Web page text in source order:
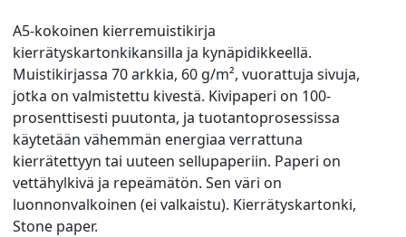
A5-kokoinen kierremuistikirja
kierrätyskartonkikansilla ja kynäpidikkeellä.
Muistikirjassa 70 arkkia, 60 g/m², vuorattuja sivuja,
jotka on valmistettu kivestä. Kivipaperi on 100-
prosenttisesti puutonta, ja tuotantoprosessissa
käytetään vähemmän energiaa verrattuna
kierrätettyyn tai uuteen sellupaperiin. Paperi on
vettähylkivä ja repeämätön. Sen väri on
luonnonvalkoinen (ei valkaistu). Kierrätyskartonki,
Stone paper.